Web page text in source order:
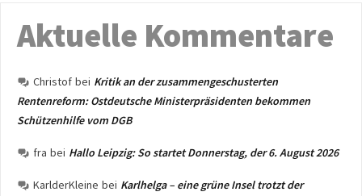
Aktuelle Kommentare
Christof bei Kritik an der zusammengeschusterten
Rentenreform: Ostdeutsche Ministerpräsidenten bekommen
Schützenhilfe vom DGB
fra bei Hallo Leipzig: So startet Donnerstag, der 6. August 2026
KarlderKleine bei Karlhelga – eine grüne Insel trotzt der